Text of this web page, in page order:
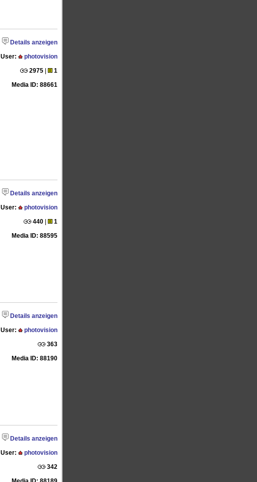
Details anzeigen
User:
photovision
2975
1
Media ID: 88661
Details anzeigen
User:
photovision
440
1
Media ID: 88595
Details anzeigen
User:
photovision
363
Media ID: 88190
Details anzeigen
User:
photovision
342